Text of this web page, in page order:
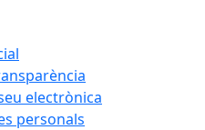
electrònica
personals